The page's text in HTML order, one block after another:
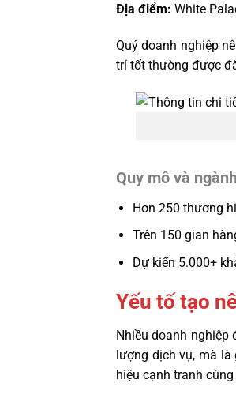
Địa điểm: White
Quý doanh nghiệp
trí tốt thường được
Quy mô và
Hơn 250 thương
Trên 150 gian
Dự kiến 5.000+
Yếu tố tạo
Nhiều doanh
lượng dịch vụ, mà
hiệu cạnh tranh